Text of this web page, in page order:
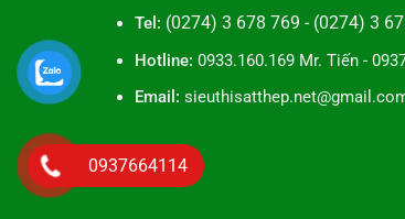
Tel: (0274) 3 678 769 - (0274) 3
Hotline:0933.160.169 Mr. Tiến -
Email:
0937664114